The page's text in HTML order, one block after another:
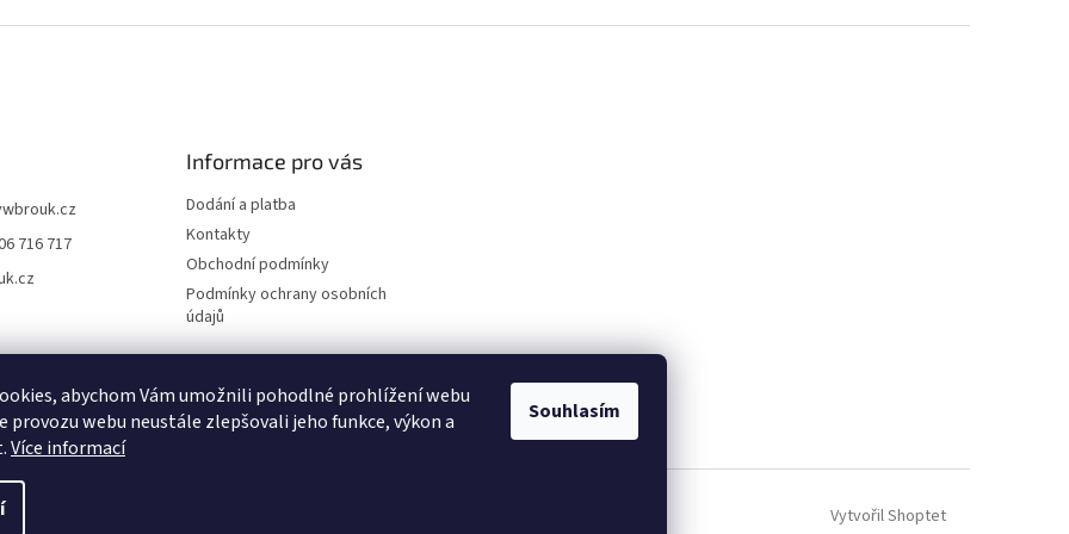
abychom Vám umožnili pohodlné prohlížení webu
provozu webu neustále zlepšovali jeho funkce, výkon a
Více informací
Souhlasím
716 717
Informace pro vás
Dodání a platba
Kontakty
Obchodní podmínky
Podmínky ochrany osobních
údajů
Vytvořil Shoptet